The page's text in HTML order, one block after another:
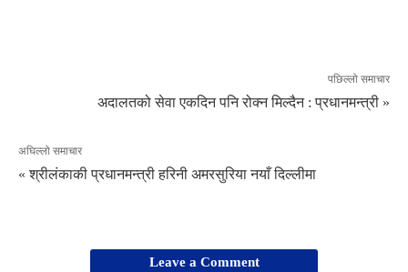
पछिल्लो समाचार
अदालतको सेवा एकदिन पनि रोक्न मिल्दैन : प्रधानमन्त्री »
अघिल्लो समाचार
« श्रीलंकाकी प्रधानमन्त्री हरिनी अमरसुरिया नयाँ दिल्लीमा
Leave a Comment